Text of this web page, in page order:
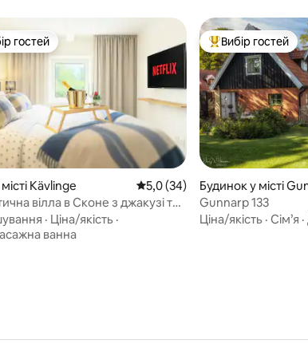
5, відгуки: 15
гостей
гостей
Kävlinge Середня оцінка: 5,0 з 5,
5,0 (34)
вілла в Сконе з джакузі та
· Ціна/якість ·
ванна
Топ вибір гостей
Вибір гостей
Будинок у місті
Gunnarp 133
Ціна/якість · Сім’я ·